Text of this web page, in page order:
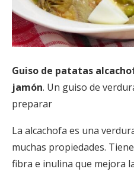
Guiso de patatas
jamón. Un guiso de
preparar
La alcachofa es una
muchas propiedades.
fibra e inulina que mejora